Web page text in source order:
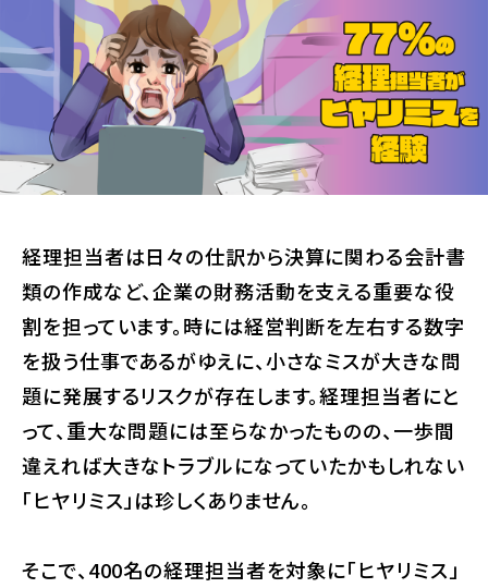
経理担当者は日々の仕訳から決算に関わる会計書
類の作成など、企業の財務活動を支える重要な役
割を担っています。時には経営判断を左右する数字
を扱う仕事であるがゆえに、小さなミスが大きな問
題に発展するリスクが存在します。経理担当者にと
って、重大な問題には至らなかったものの、一歩間
違えれば大きなトラブルになっていたかもしれない
「ヒヤリミス」は珍しくありません。
そこで、400名の経理担当者を対象に「ヒヤリミス」